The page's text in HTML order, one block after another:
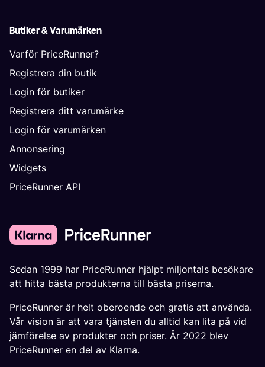
Butiker & Varumärken
Varför PriceRunner?
Registrera din butik
Login för butiker
Registrera ditt varumärke
Login för varumärken
Annonsering
Widgets
PriceRunner API
Sedan 1999 har PriceRunner hjälpt miljontals besökare
att hitta bästa produkterna till bästa priserna.
PriceRunner är helt oberoende och gratis att använda.
Vår vision är att vara tjänsten du alltid kan lita på vid
jämförelse av produkter och priser. År 2022 blev
PriceRunner en del av Klarna.